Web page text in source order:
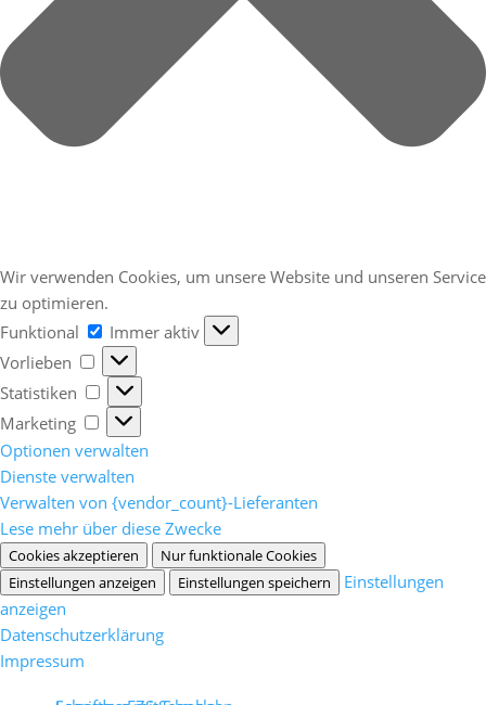
Wir verwenden Cookies, um unsere Website und unseren Service
zu optimieren.
Funktional
Funktional
Immer aktiv
Vorlieben
Vorlieben
Statistiken
Statistiken
Marketing
Marketing
Optionen verwalten
Dienste verwalten
Verwalten von {vendor_count}-Lieferanten
Lese mehr über diese Zwecke
Cookies akzeptieren
Nur funktionale Cookies
Einstellungen anzeigen
Einstellungen speichern
Einstellungen
anzeigen
Datenschutzerklärung
Impressum